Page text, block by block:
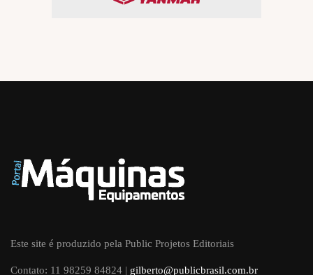
Este site é produzido pela Public Projetos Editoriais
Contato: 11 98259 84824 | gilberto@publicbrasil.com.br